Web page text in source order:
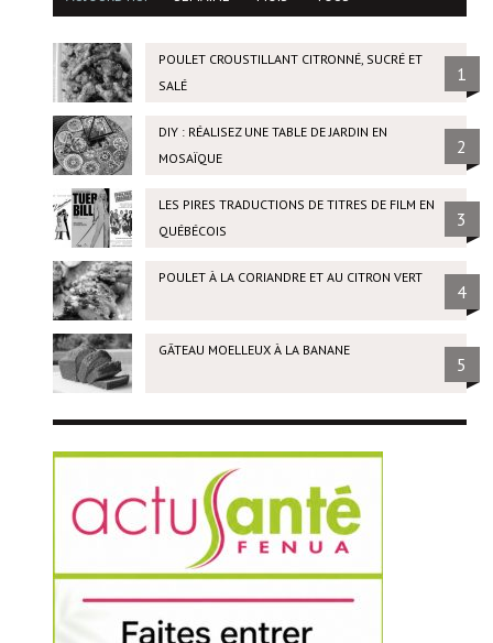
POULET CROUSTILLANT CITRONNÉ, SUCRÉ ET
SALÉ
1
DIY : RÉALISEZ UNE TABLE DE JARDIN EN
MOSAÏQUE
2
LES PIRES TRADUCTIONS DE TITRES DE FILM EN
QUÉBÉCOIS
3
POULET À LA CORIANDRE ET AU CITRON VERT
4
GÂTEAU MOELLEUX À LA BANANE
5